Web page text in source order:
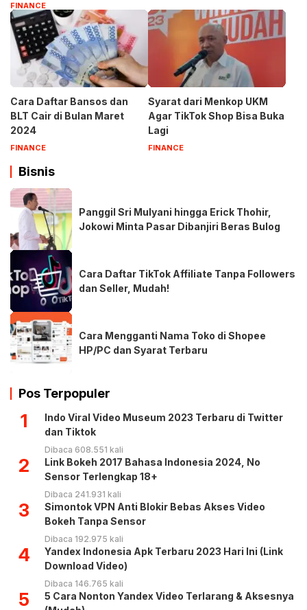
FINANCE
Cara Daftar Bansos dan
BLT Cair di Bulan Maret
2024
FINANCE
Syarat dari Menkop UKM
Agar TikTok Shop Bisa Buka
Lagi
FINANCE
Bisnis
Panggil Sri Mulyani hingga Erick Thohir,
Jokowi Minta Pasar Dibanjiri Beras Bulog
Cara Daftar TikTok Affiliate Tanpa Followers
dan Seller, Mudah!
Cara Mengganti Nama Toko di Shopee
HP/PC dan Syarat Terbaru
Pos Terpopuler
1
Indo Viral Video Museum 2023 Terbaru di Twitter
dan Tiktok
Dibaca 608.551 kali
2
Link Bokeh 2017 Bahasa Indonesia 2024, No
Sensor Terlengkap 18+
Dibaca 241.931 kali
3
Simontok VPN Anti Blokir Bebas Akses Video
Bokeh Tanpa Sensor
Dibaca 192.975 kali
4
Yandex Indonesia Apk Terbaru 2023 Hari Ini (Link
Download Video)
Dibaca 146.765 kali
5
5 Cara Nonton Yandex Video Terlarang & Aksesnya